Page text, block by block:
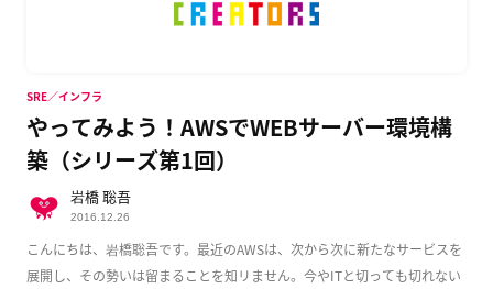
やってみよう！AWSでWEBサーバー環境構
築（シリーズ第1回）
こんにちは、岩橋聡吾です。最近のAWSは、次から次に新たなサービスを
展開し、その勢いは留まることを知リません。今やITと切っても切れない
SRE／インフラ
岩橋 聡吾
2016.12.26